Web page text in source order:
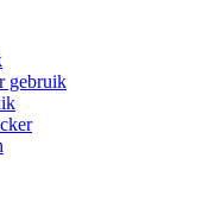
gebruik